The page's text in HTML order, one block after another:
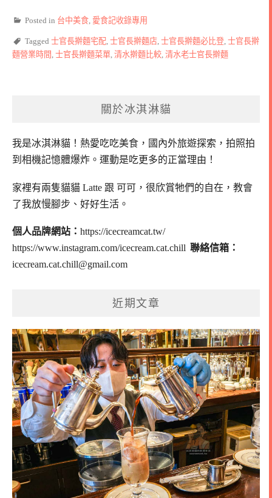
Posted in 台中美食 愛食記收錄專用
Tagged 士官長擀麵宅配 士官長擀麵店 士官長擀麵必比登 士官長擀
麵營業時間 士官長擀麵菜單 清水擀麵比較 清水老士官長擀麵
關於冰淇淋貓
我是冰淇淋貓！ 熱愛吃吃美食，國內外旅遊探索，拍照拍
到相機記憶體爆炸。 運動是吃更多的正當理由！
家裡有兩隻貓貓 Latte 跟 可可， 很欣賞牠們的自在，教會
了我放慢腳步、好好生活。
個人品牌網站： https://icecreamcat.tw/
https://www.instagram.com/icecream.cat.chill 聯絡信箱：
icecream.cat.chill@gmail.com
近期文章